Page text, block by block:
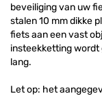
beveiliging van uw
stalen 10 mm dikke
fiets aan een vast
insteekketting wordt
lang.
Let op: het